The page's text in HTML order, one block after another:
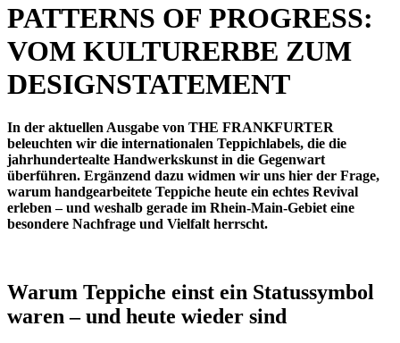
PATTERNS OF PROGRESS:
VOM KULTURERBE ZUM
DESIGNSTATEMENT
In der aktuellen Ausgabe von THE FRANKFURTER
beleuchten wir die internationalen Teppichlabels, die die
jahrhundertealte Handwerkskunst in die Gegenwart
überführen. Ergänzend dazu widmen wir uns hier der Frage,
warum handgearbeitete Teppiche heute ein echtes Revival
erleben – und weshalb gerade im Rhein-Main-Gebiet eine
besondere Nachfrage und Vielfalt herrscht.
Warum Teppiche einst ein Statussymbol
waren – und heute wieder sind